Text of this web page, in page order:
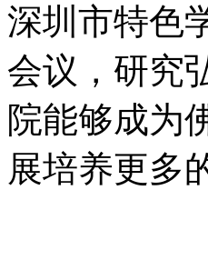
深圳市特色
会议，研究
院能够成为
展培养更多